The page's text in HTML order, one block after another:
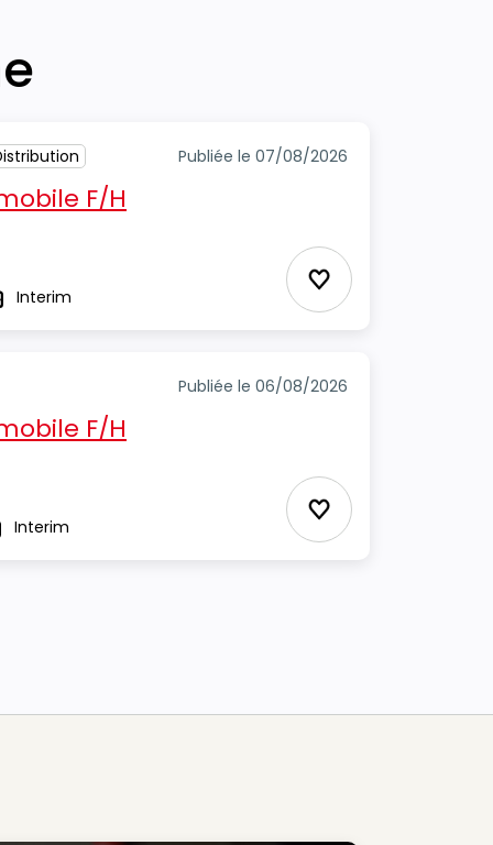
Publiée le 07/08/2026
F/H
Interim Ajouter aux
Publiée le 06/08/2026
F/H
Interim Ajouter aux